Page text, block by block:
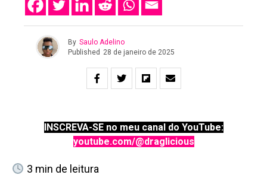
By Saulo Adelino
Published 28 de janeiro de 2025
INSCREVA-SE no meu canal do YouTube:
youtube.com/@draglicious
3 min de leitura